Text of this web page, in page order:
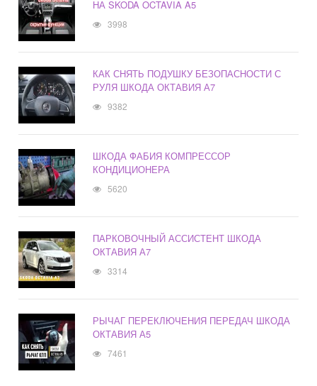
НА SKODA OCTAVIA A5
3998
КАК СНЯТЬ ПОДУШКУ БЕЗОПАСНОСТИ С
РУЛЯ ШКОДА ОКТАВИЯ А7
9382
ШКОДА ФАБИЯ КОМПРЕССОР
КОНДИЦИОНЕРА
5620
ПАРКОВОЧНЫЙ АССИСТЕНТ ШКОДА
ОКТАВИЯ А7
3314
РЫЧАГ ПЕРЕКЛЮЧЕНИЯ ПЕРЕДАЧ ШКОДА
ОКТАВИЯ А5
7461